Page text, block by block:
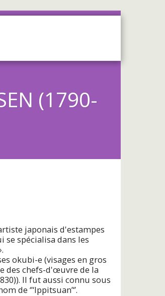
(1790-
japonais d'estampes
se spécialisa dans les
okubi-e (visages en gros
des chefs-d'œuvre de la
Il fut aussi connu sous
de ‘’‘Ippitsuan’‘’.